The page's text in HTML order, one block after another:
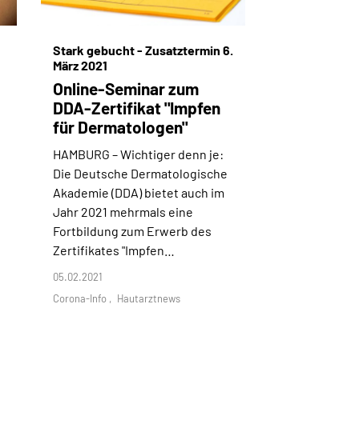
Stark gebucht - Zusatztermin 6.
März 2021
Online-Seminar zum
DDA-Zertifikat "Impfen
für Dermatologen"
HAMBURG –Wichtiger denn je:
Die Deutsche Dermatologische
Akademie (DDA) bietet auch im
Jahr 2021 mehrmals eine
Fortbildung zum Erwerb des
Zertifikates "Impfen…
05.02.2021
Corona-Info
Hautarztnews